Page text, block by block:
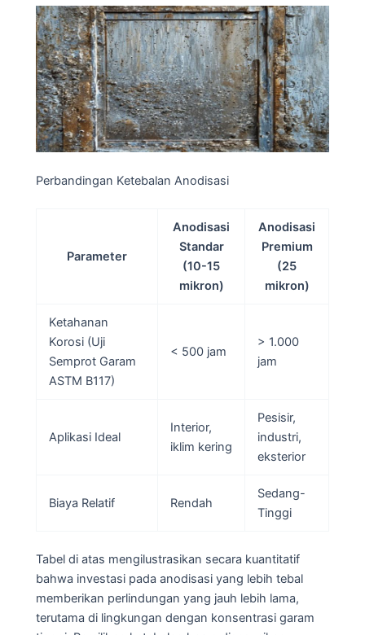
Perbandingan Ketebalan Anodisasi
Parameter
Anodisasi
Standar
(10-15
mikron)
Anodisasi
Premium
(25
mikron)
Ketahanan
Korosi (Uji
Semprot Garam
ASTM B117)
< 500 jam
> 1.000
jam
Aplikasi Ideal
Interior,
iklim kering
Pesisir,
industri,
eksterior
Biaya Relatif Rendah
Sedang-
Tinggi
Tabel di atas mengilustrasikan secara kuantitatif
bahwa investasi pada anodisasi yang lebih tebal
memberikan perlindungan yang jauh lebih lama,
terutama di lingkungan dengan konsentrasi garam